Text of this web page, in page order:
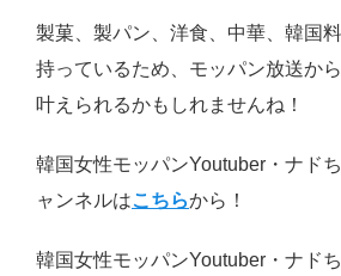
製菓、製パン、洋食、中華、韓国
持っているため、モッパン放送か
叶えられるかもしれませんね！
韓国女性モッパンYoutuber・ナド
ャンネルはこちらから！
韓国女性モッパンYoutuber・ナド